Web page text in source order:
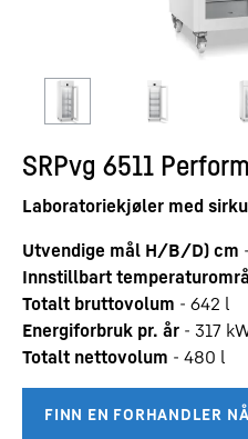
SRPvg 6511
Laboratoriekjøler med
Utvendige mål H/B/D) cm -
Innstillbart
Totalt bruttovolum - 642 l
Energiforbruk pr. år - 317
Totalt nettovolum - 480 l